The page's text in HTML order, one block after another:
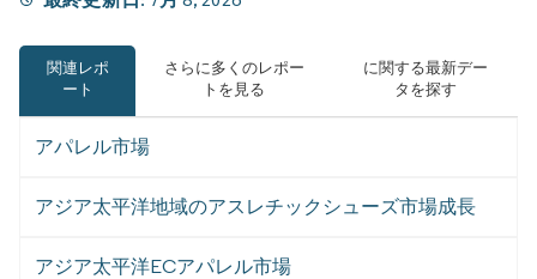
関連レポ
ート
さらに多くのレポー
トを見る
に関する最新デー
タを探す
アパレル市場
アジア太平洋地域のアスレチックシューズ市場成長
アジア太平洋ECアパレル市場